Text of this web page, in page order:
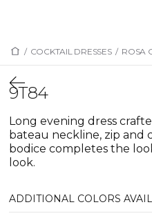
/ COCKTAIL DRESSES / ROSA
9T84
Long evening dress
bateau neckline, zip and
bodice completes the
look.
ADDITIONAL COLORS